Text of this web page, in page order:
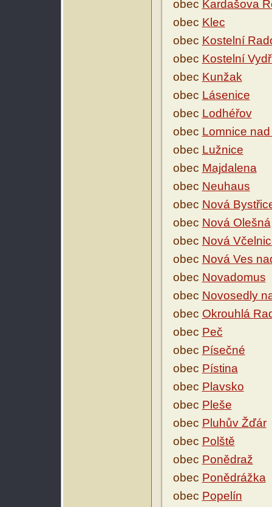
obec Kardašova
obec Klec
obec Kostelní
obec Kostelní
obec Kunžak
obec Lásenice
obec Lodhéřov
obec Lomnice
obec Lužnice
obec Majdalena
obec Neuhaus
obec Nová
obec Nová Olešná
obec Nová
obec Nová Ves
obec Novadomus
obec Novosedly
obec Okrouhlá
obec Peč
obec Písečné
obec Pístina
obec Plavsko
obec Pleše
obec Pluhův Žďár
obec Polště
obec Ponědraž
obec Ponědrážka
obec Popelín